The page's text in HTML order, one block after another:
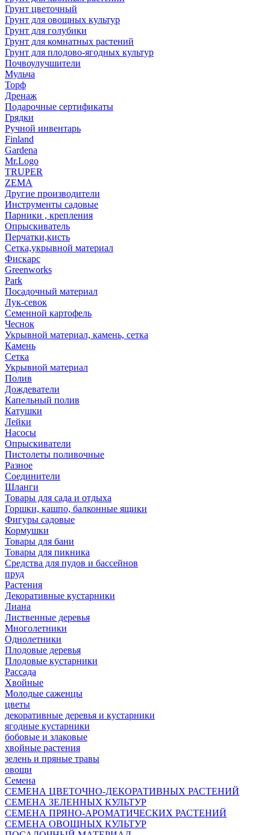
Грунт цветочный
Грунт для овощных культур
Грунт для голубики
Грунт для комнатных растений
Грунт для плодово-ягодных культур
Почвоулучшители
Мульча
Торф
Дренаж
Подарочные сертификаты
Грядки
Ручной инвентарь
Finland
Gardena
Mr.Logo
TRUPER
ZEMA
Другие производители
Инструменты садовые
Парники , крепления
Опрыскиватель
Перчатки,кисть
Сетка,укрывной материал
Фискарс
Greenworks
Park
Посадочный материал
Лук-севок
Семенной картофель
Чеснок
Укрывной материал, камень, сетка
Камень
Сетка
Укрывной материал
Полив
Дождеватели
Капельный полив
Катушки
Лейки
Насосы
Опрыскиватели
Пистолеты поливочные
Разное
Соединители
Шланги
Товары для сада и отдыха
Горшки, кашпо, балконные ящики
Фигуры садовые
Кормушки
Товары для бани
Товары для пикника
Средства для пудов и бассейнов
пруд
Растения
Декоративные кустарники
Лиана
Лиственные деревья
Многолетники
Однолетники
Плодовые деревья
Плодовые кустарники
Рассада
Хвойные
Молодые саженцы
цветы
декоративные деревья и кустарники
ягодные кустарники
бобовые и злаковые
хвойные растения
зелень и пряные травы
овощи
Семена
СЕМЕНА ЦВЕТОЧНО-ДЕКОРАТИВНЫХ РАСТЕНИЙ
СЕМЕНА ЗЕЛЕННЫХ КУЛЬТУР
СЕМЕНА ПРЯНО-АРОМАТИЧЕСКИХ РАСТЕНИЙ
СЕМЕНА ОВОЩНЫХ КУЛЬТУР